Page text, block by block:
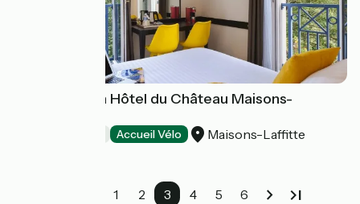
Best Western Hôtel du Château Maisons-
Accueil Vélo Maisons-Laffitte
1 2 3 4 5 6